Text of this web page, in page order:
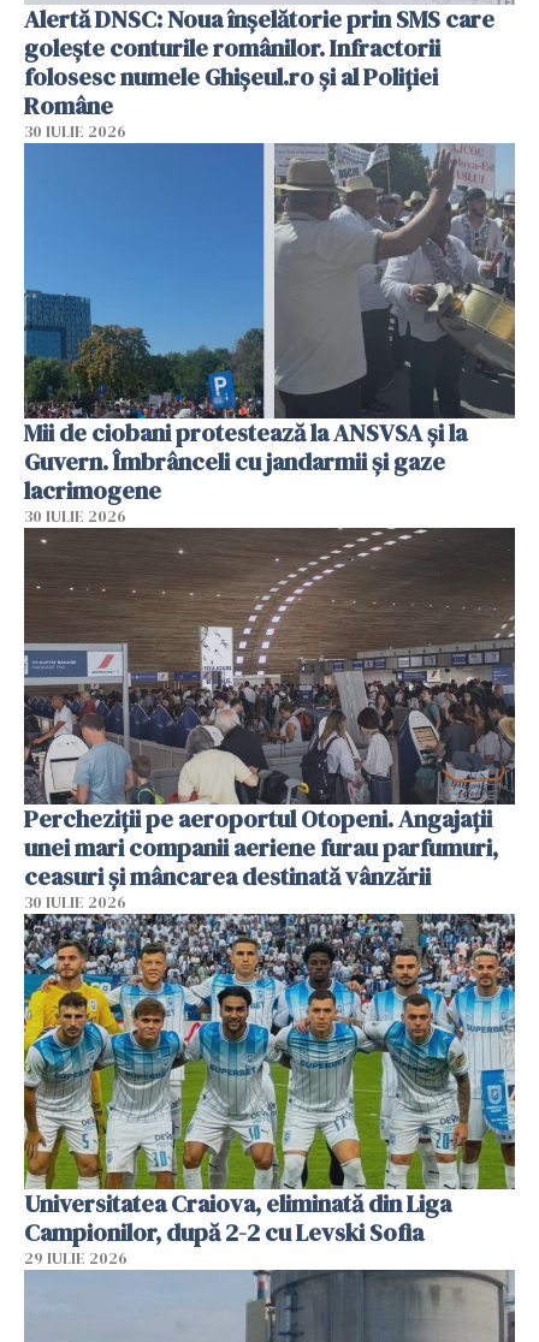
Alertă DNSC: Noua înșelătorie prin SMS care
golește conturile românilor. Infractorii
folosesc numele Ghișeul.ro și al Poliției
Române
30 IULIE 2026
Mii de ciobani protestează la ANSVSA și la
Guvern. Îmbrânceli cu jandarmii și gaze
lacrimogene
30 IULIE 2026
Percheziții pe aeroportul Otopeni. Angajații
unei mari companii aeriene furau parfumuri,
ceasuri și mâncarea destinată vânzării
30 IULIE 2026
Universitatea Craiova, eliminată din Liga
Campionilor, după 2-2 cu Levski Sofia
29 IULIE 2026